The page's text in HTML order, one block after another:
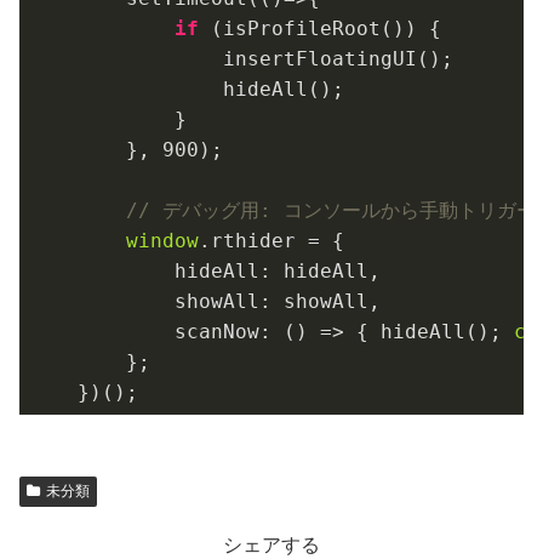
if (isProfileRoot()) {
            insertFloatingUI();
            hideAll();
        }
    },
900 );
// デバッグ用: コンソールから手動トリガー
window.rthider = {
hideAll : hideAll,
showAll : showAll,
scanNow: () => { hideAll();
    };
})();
未分類
シェアする